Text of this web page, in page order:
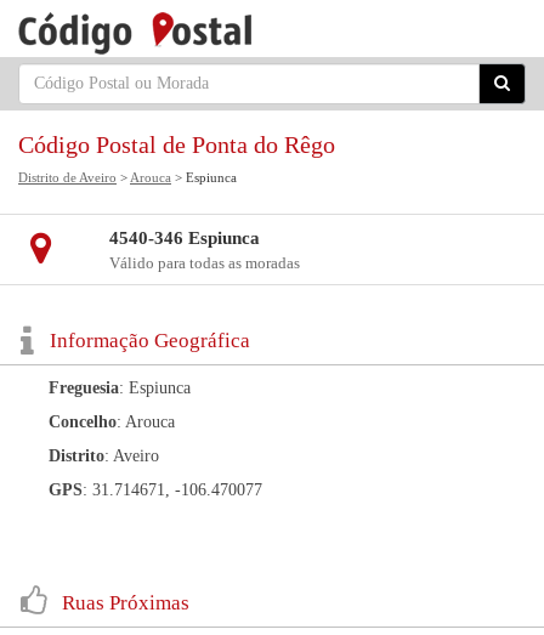
Código Postal de Ponta do Rêgo
Distrito de Aveiro > Arouca > Espiunca
4540-346 Espiunca
Válido para todas as moradas
Informação Geográfica
Freguesia: Espiunca
Concelho: Arouca
Distrito: Aveiro
GPS: 31.714671, -106.470077
Ruas Próximas